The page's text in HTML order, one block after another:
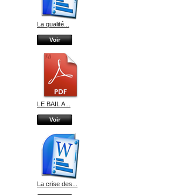
La qualité...
Voir
LE BAIL A...
Voir
La crise des...